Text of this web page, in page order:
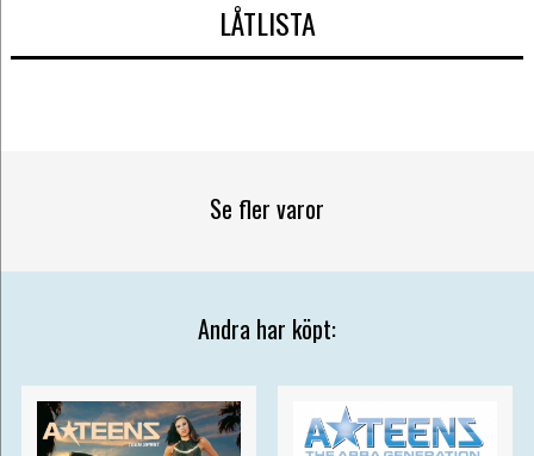
LÅTLISTA
Se fler varor
Andra har köpt: